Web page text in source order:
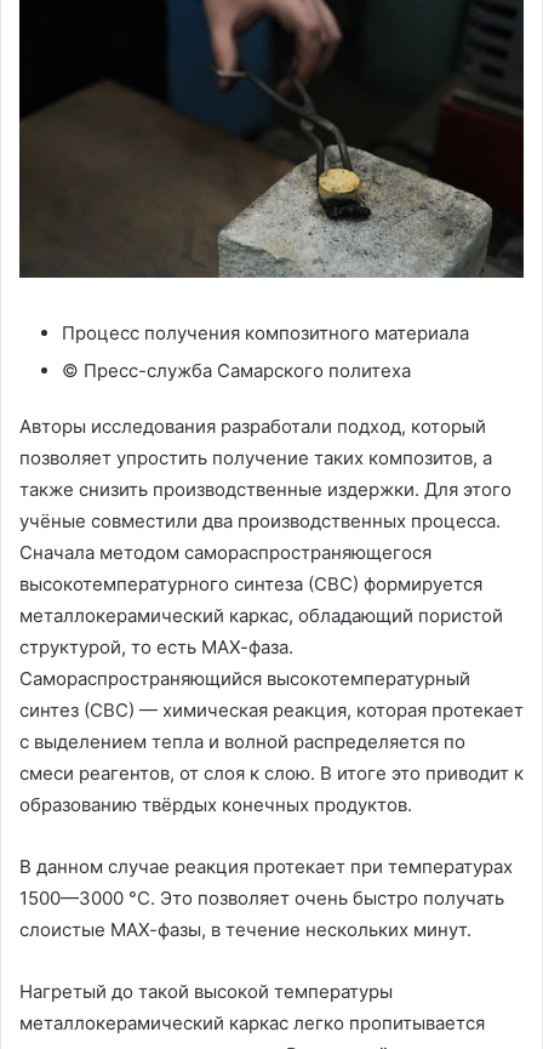
Процесс получения композитного материала
© Пресс-служба Самарского политеха
Авторы исследования разработали подход, который
позволяет упростить получение таких композитов, а
также снизить производственные издержки. Для этого
учёные совместили два производственных процесса.
Сначала методом самораспространяющегося
высокотемпературного синтеза (СВС) формируется
металлокерамический каркас, обладающий пористой
структурой, то есть МАХ-фаза.
Самораспространяющийся высокотемпературный
синтез (СВС) — химическая реакция, которая протекает
с выделением тепла и волной распределяется по
смеси реагентов, от слоя к слою. В итоге это приводит к
образованию твёрдых конечных продуктов.
В данном случае реакция протекает при температурах
1500—3000 °С. Это позволяет очень быстро получать
слоистые МАХ-фазы, в течение нескольких минут.
Нагретый до такой высокой температуры
металлокерамический каркас легко пропитывается